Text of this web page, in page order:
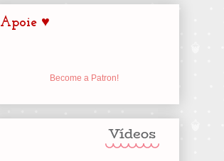
Apoie ♥
Become a Patron!